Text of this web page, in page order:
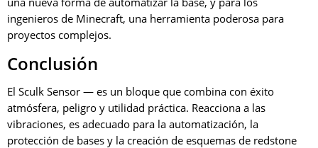
ingenieros de Minecraft, una herramienta poderosa para
proyectos complejos.
Conclusión
El Sculk Sensor — es un bloque que combina con éxito
atmósfera, peligro y utilidad práctica. Reacciona a las
vibraciones, es adecuado para la automatización, la
protección de bases y la creación de esquemas de redstone